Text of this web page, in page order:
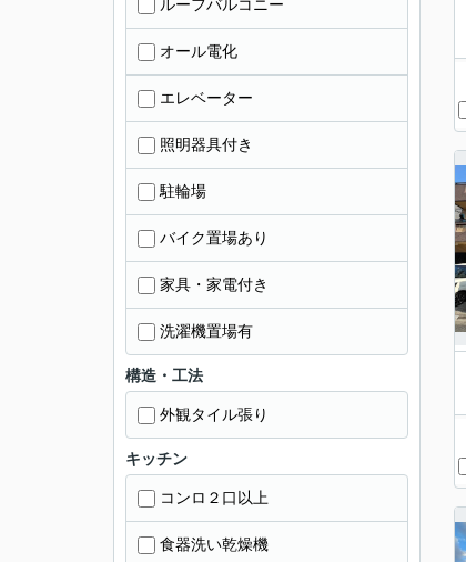
ルーフバルコニー
オール電化
エレベーター
照明器具付き
駐輪場
バイク置場あり
家具・家電付き
洗濯機置場有
構造・工法
外観タイル張り
キッチン
コンロ２口以上
食器洗い乾燥機